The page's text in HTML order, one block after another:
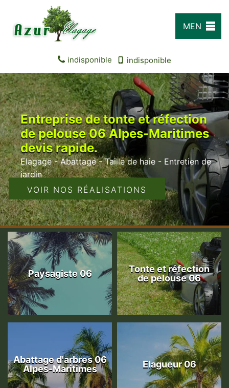
MEN
indisponible indisponible
Entreprise de tonte et réfection
de pelouse 06 Alpes-Maritimes
devis rapide.
Elagage - Abattage - Taille de haie - Entretien de
jardin
VOIR NOS RÉALISATIONS
Paysagiste 06
Tonte et réfection
de pelouse 06
Abattage d'arbres 06
Alpes-Maritimes
Elagueur 06